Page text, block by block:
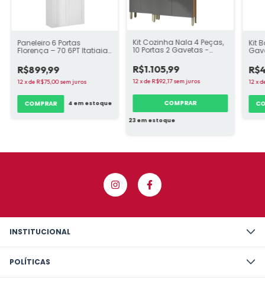
Paneleiro 6 Portas
Florença – 70 6PT Itatiaia
R$899,99
12xdeR$75,00 sem juros
COMPRAR 4 em estoque
Kit Cozinha Nala 4 Peças,
10 Portas 2 Gavetas -
R$1.105,99
12xdeR$92,17sem juros
COMPRAR
23em estoque
Kit
12x
INSTITUCIONAL
POLÍTICAS